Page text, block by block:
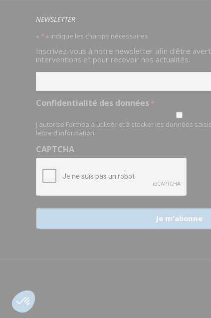
NEWSLETTER
« *» indique les champs nécessaires
*
Inscrivez-vous à notre newsletter afin d’être
interventions et pour recevoir nos actualités.
Confidentialité des données *
J'autorise Forthea a utiliser et à stocker les données
lettre d'information.
CAPTCHA